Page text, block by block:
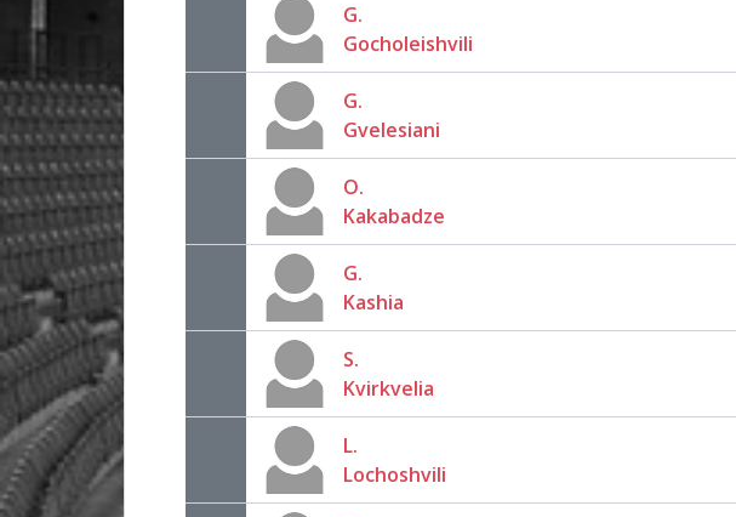
G.
Gocholeishvili
G.
Gvelesiani
O.
Kakabadze
G.
Kashia
S.
Kvirkvelia
L.
Lochoshvili